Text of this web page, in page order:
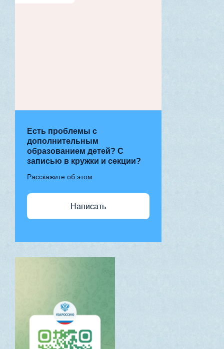
Есть проблемы с
дополнительным
образованием детей? С
записью в кружки и секции?
Расскажите об этом
Написать